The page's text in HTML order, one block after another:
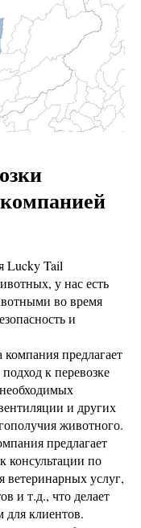
Lucky Tail
у нас есть
во время
и
предлагает
к перевозке
и других
животного.
предлагает
консультации по
ветеринарных услуг,
и т.д., что делает
для клиентов.